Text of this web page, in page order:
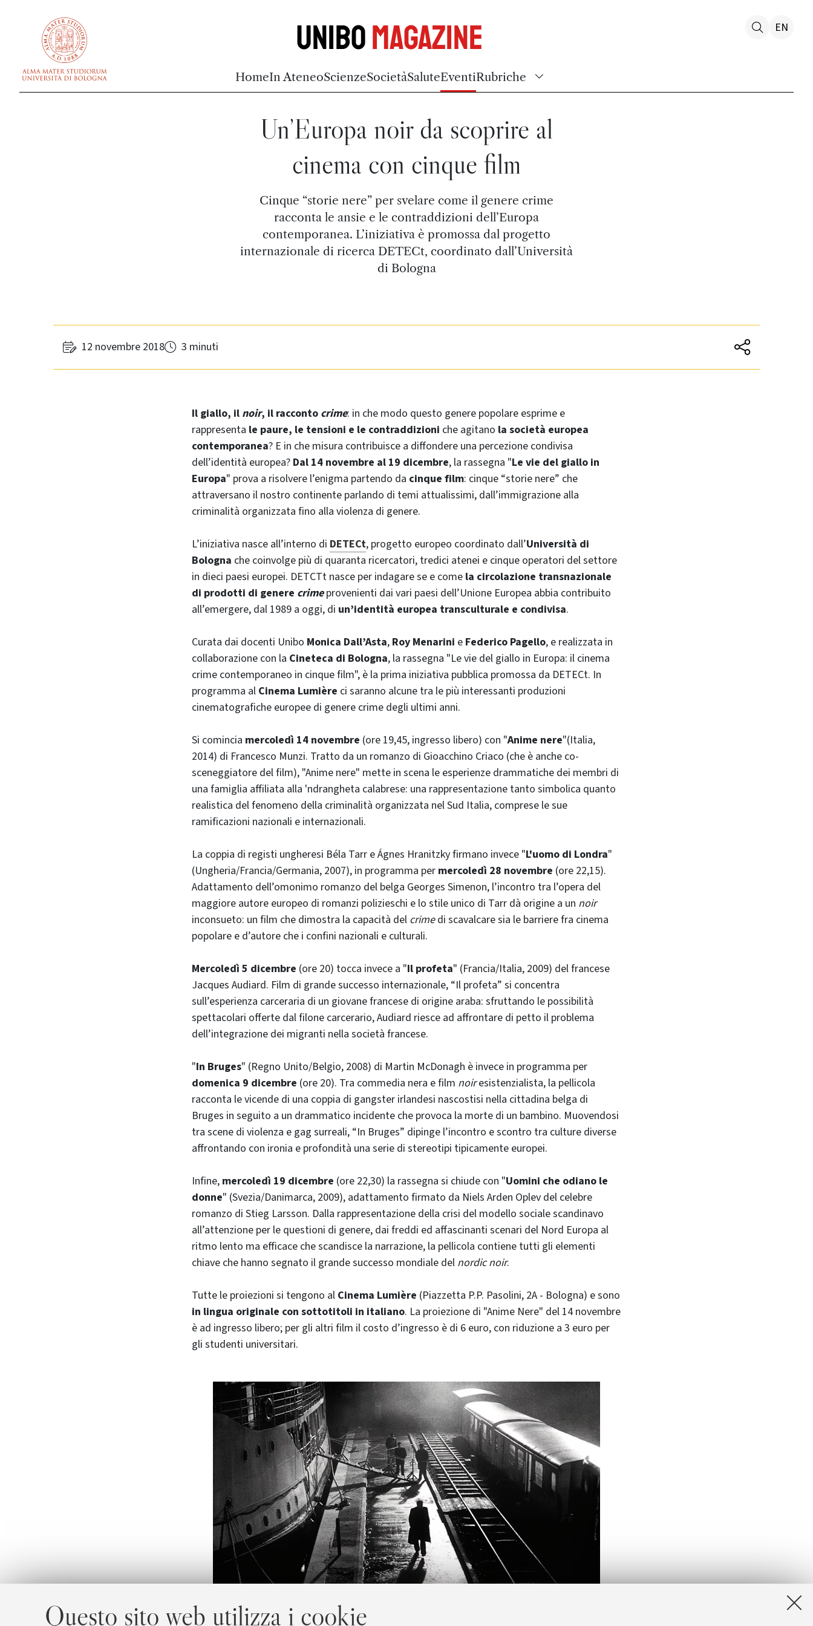
Questo sito web utilizza i cookie
UniboMagazine
HomeIn AteneoScienzeSocietàSaluteEventiRubriche
EN
Un’Europa noir da scoprire al
cinema con cinque film
Cinque “storie nere” per svelare come il genere crime
racconta le ansie e le contraddizioni dell’Europa
contemporanea. L’iniziativa è promossa dal progetto
internazionale di ricerca DETECt, coordinato dall’Università
di Bologna
12 novembre 2018 3 minuti
Il giallo, il noir, il racconto crime: in che modo questo genere popolare esprime e
rappresenta le paure, le tensioni e le contraddizioni che agitano la società europea
contemporanea? E in che misura contribuisce a diffondere una percezione condivisa
dell’identità europea? Dal 14 novembre al 19 dicembre, la rassegna "Le vie del giallo in
Europa" prova a risolvere l’enigma partendo da cinque film: cinque “storie nere” che
attraversano il nostro continente parlando di temi attualissimi, dall’immigrazione alla
criminalità organizzata fino alla violenza di genere.
L’iniziativa nasce all’interno di DETECt, progetto europeo coordinato dall’Università di
Bologna che coinvolge più di quaranta ricercatori, tredici atenei e cinque operatori del settore
in dieci paesi europei. DETCTt nasce per indagare se e come la circolazione transnazionale
di prodotti di genere crimeprovenienti dai vari paesi dell’Unione Europea abbia contribuito
all’emergere, dal 1989 a oggi, di un’identità europea transculturale e condivisa.
Curata dai docenti Unibo Monica Dall’Asta, Roy Menarini e Federico Pagello, e realizzata in
collaborazione con la Cineteca di Bologna, la rassegna "Le vie del giallo in Europa: il cinema
crime contemporaneo in cinque film", è la prima iniziativa pubblica promossa da DETECt. In
programma al Cinema Lumière ci saranno alcune tra le più interessanti produzioni
cinematografiche europee di genere crime degli ultimi anni.
Si comincia mercoledì 14 novembre (ore 19,45, ingresso libero) con "Anime nere"(Italia,
2014) di Francesco Munzi. Tratto da un romanzo di Gioacchino Criaco (che è anche co-
sceneggiatore del film), "Anime nere" mette in scena le esperienze drammatiche dei membri di
una famiglia affiliata alla 'ndrangheta calabrese: una rappresentazione tanto simbolica quanto
realistica del fenomeno della criminalità organizzata nel Sud Italia, comprese le sue
ramificazioni nazionali e internazionali.
La coppia di registi ungheresi Béla Tarr e Ágnes Hranitzky firmano invece "L'uomo di Londra"
(Ungheria/Francia/Germania, 2007), in programma per mercoledì 28 novembre (ore 22,15).
Adattamento dell’omonimo romanzo del belga Georges Simenon, l’incontro tra l’opera del
maggiore autore europeo di romanzi polizieschi e lo stile unico di Tarr dà origine a un noir
inconsueto: un film che dimostra la capacità del crimedi scavalcare sia le barriere fra cinema
popolare e d’autore che i confini nazionali e culturali.
Mercoledì 5 dicembre (ore 20) tocca invece a "Il profeta" (Francia/Italia, 2009) del francese
Jacques Audiard. Film di grande successo internazionale, “Il profeta” si concentra
sull’esperienza carceraria di un giovane francese di origine araba: sfruttando le possibilità
spettacolari offerte dal filone carcerario, Audiard riesce ad affrontare di petto il problema
dell’integrazione dei migranti nella società francese.
"In Bruges" (Regno Unito/Belgio, 2008) di Martin McDonagh è invece in programma per
domenica 9 dicembre (ore 20). Tra commedia nera e film noiresistenzialista, la pellicola
racconta le vicende di una coppia di gangster irlandesi nascostisi nella cittadina belga di
Bruges in seguito a un drammatico incidente che provoca la morte di un bambino. Muovendosi
tra scene di violenza e gag surreali, “In Bruges” dipinge l’incontro e scontro tra culture diverse
affrontando con ironia e profondità una serie di stereotipi tipicamente europei.
Infine, mercoledì 19 dicembre (ore 22,30) la rassegna si chiude con "Uomini che odiano le
donne" (Svezia/Danimarca, 2009), adattamento firmato da Niels Arden Oplev del celebre
romanzo di Stieg Larsson. Dalla rappresentazione della crisi del modello sociale scandinavo
all’attenzione per le questioni di genere, dai freddi ed affascinanti scenari del Nord Europa al
ritmo lento ma efficace che scandisce la narrazione, la pellicola contiene tutti gli elementi
chiave che hanno segnato il grande successo mondiale del nordic noir.
Tutte le proiezioni si tengono al Cinema Lumière (Piazzetta P.P. Pasolini, 2A - Bologna) e sono
in lingua originale con sottotitoli in italiano. La proiezione di "Anime Nere" del 14 novembre
è ad ingresso libero; per gli altri film il costo d’ingresso è di 6 euro, con riduzione a 3 euro per
gli studenti universitari.